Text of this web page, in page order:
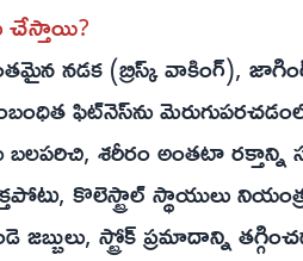
చేస్తాయి?
(బ్రిస్క్ వాకింగ్), జాగింగ్,
ఫిట్‌నెస్‌ను
బలపరిచి, శరీరం అంతటా
కొలెస్ట్రాల్ స్థాయులు
జబ్బులు, స్ట్రోక్ ప్రమాదాన్ని